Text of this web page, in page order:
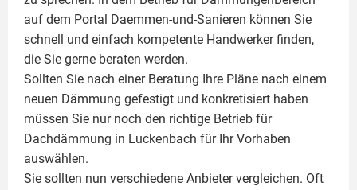
auf dem Portal Daemmen-und-Sanieren können Sie
schnell und einfach kompetente Handwerker finden,
die Sie gerne beraten werden.
Sollten Sie nach einer Beratung Ihre Pläne nach einem
neuen Dämmung gefestigt und konkretisiert haben
müssen Sie nur noch den richtige Betrieb für
Dachdämmung in Luckenbach für Ihr Vorhaben
auswählen.
Sie sollten nun verschiedene Anbieter vergleichen. Oft